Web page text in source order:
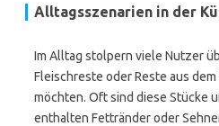
Alltagsszenarien in der
Im Alltag stolpern viele Nutzer
Fleischreste oder Reste aus
möchten. Oft sind diese Stücke
enthalten Fettränder oder